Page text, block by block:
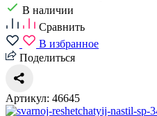
В наличии
Сравнить
В избранное
Поделиться
Артикул: 46645